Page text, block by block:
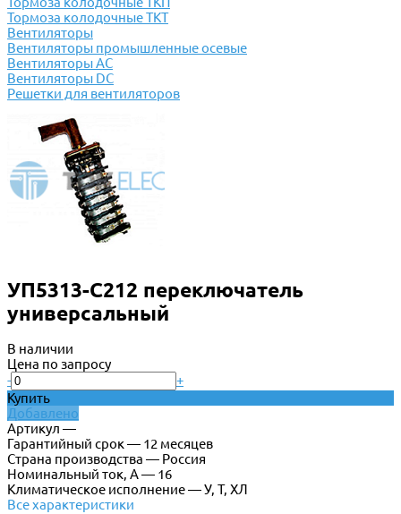
Тормоза колодочные ТКТ
Вентиляторы
Вентиляторы промышленные осевые
Вентиляторы АС
Вентиляторы DC
Решетки для вентиляторов
УП5313-С212 переключатель
универсальный
В наличии
Цена по запросу
-
+
Купить
Добавлено
Артикул —
Гарантийный срок — 12 месяцев
Страна производства — Россия
Номинальный ток, А — 16
Климатическое исполнение — У, Т, ХЛ
Все характеристики